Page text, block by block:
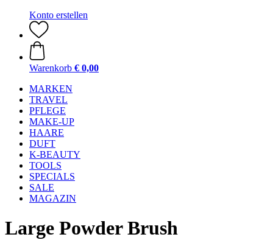
Konto erstellen
Warenkorb € 0,00
MARKEN
TRAVEL
PFLEGE
MAKE-UP
HAARE
DUFT
K-BEAUTY
TOOLS
SPECIALS
SALE
MAGAZIN
Large Powder Brush